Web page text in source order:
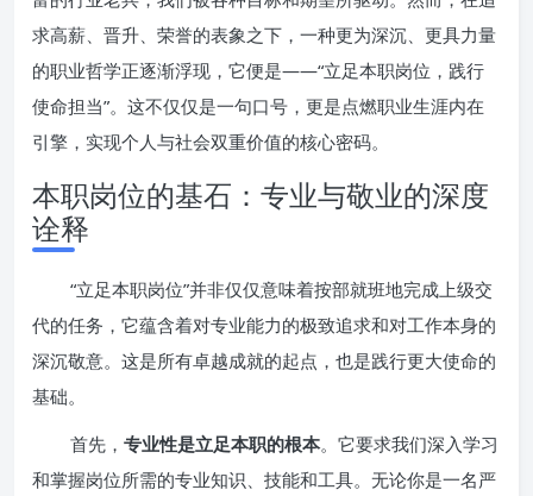
求高薪、晋升、荣誉的表象之下，一种更为深沉、更具力量
的职业哲学正逐渐浮现，它便是——“立足本职岗位，践行
使命担当”。这不仅仅是一句口号，更是点燃职业生涯内在
引擎，实现个人与社会双重价值的核心密码。
本职岗位的基石：专业与敬业的深度
诠释
“立足本职岗位”并非仅仅意味着按部就班地完成上级交
代的任务，它蕴含着对专业能力的极致追求和对工作本身的
深沉敬意。这是所有卓越成就的起点，也是践行更大使命的
基础。
首先， 专业性是立足本职的根本。它要求我们深入学习
和掌握岗位所需的专业知识、技能和工具。无论你是一名严